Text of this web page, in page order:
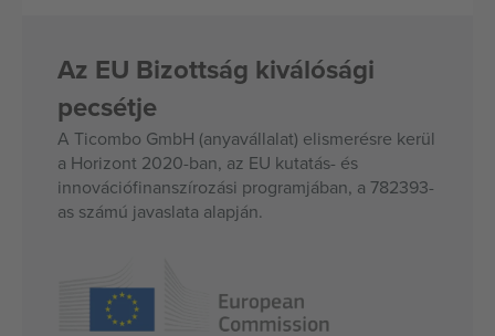
Az EU Bizottság kiválósági
pecsétje
A Ticombo GmbH (anyavállalat) elismerésre kerül
a Horizont 2020-ban, az EU kutatás- és
innovációfinanszírozási programjában, a 782393-
as számú javaslata alapján.